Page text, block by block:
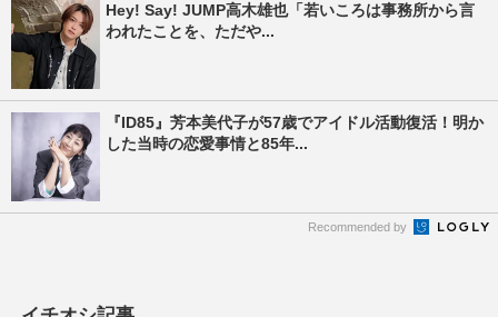
Hey! Say! JUMP高木雄也「若いころは事務所から言
われたことを、ただや...
『ID85』芳本美代子が57歳でアイドル活動復活！明か
した当時の恋愛事情と85年...
Recommended by